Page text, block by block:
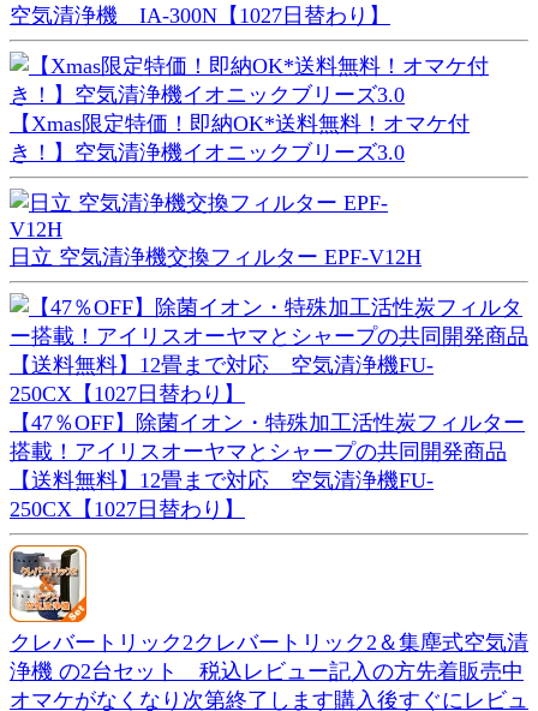
空気清浄機 IA-300N【1027日替わり】
【Xmas限定特価！即納OK*送料無料！オマケ付
き！】空気清浄機イオニックブリーズ3.0
日立 空気清浄機交換フィルター EPF-V12H
【47％OFF】除菌イオン・特殊加工活性炭フィルター
搭載！アイリスオーヤマとシャープの共同開発商品
【送料無料】12畳まで対応 空気清浄機FU-
250CX【1027日替わり】
クレバートリック2クレバートリック2＆集塵式空気清
浄機 の2台セット 税込レビュー記入の方先着販売中
オマケがなくなり次第終了します購入後すぐにレビュ